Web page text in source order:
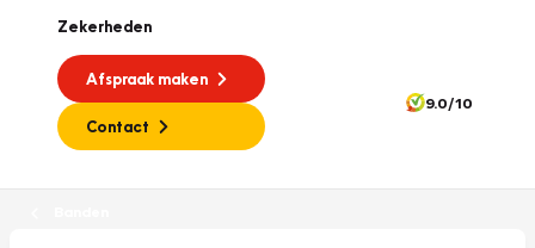
Zekerheden
Afspraak maken
Contact
9.0/10